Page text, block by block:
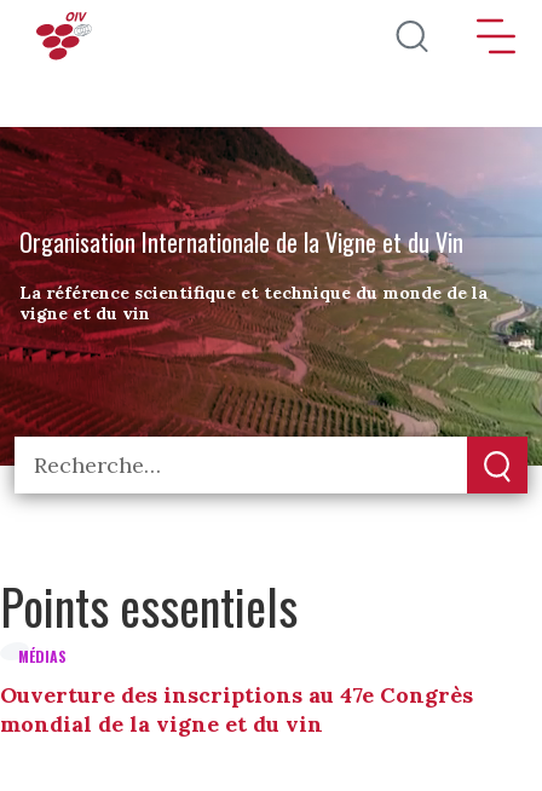
Aller au contenu principal
Organisation Internationale de la Vigne et du Vin
La référence scientifique et technique du monde de la
vigne et du vin
Points essentiels
MÉDIAS
Ouverture des inscriptions au 47e Congrès
mondial de la vigne et du vin